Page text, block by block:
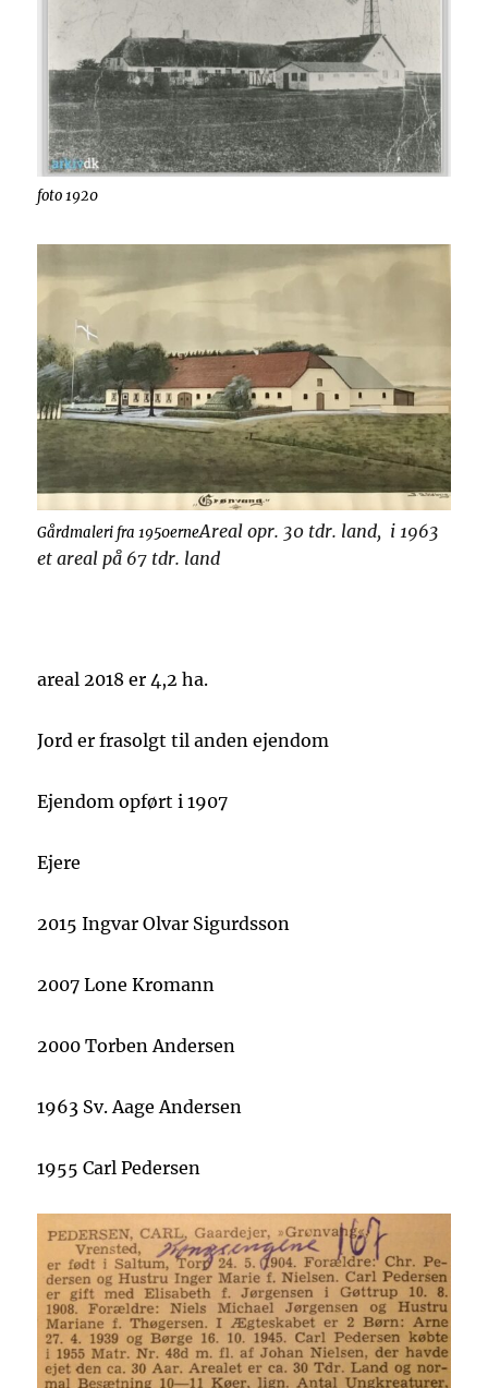
foto 1920
Gårdmaleri fra 1950erneAreal opr. 30 tdr. land, i 1963
et areal på 67 tdr. land
areal 2018 er 4,2 ha.
Jord er frasolgt til anden ejendom
Ejendom opført i 1907
Ejere
2015 Ingvar Olvar Sigurdsson
2007 Lone Kromann
2000 Torben Andersen
1963 Sv. Aage Andersen
1955 Carl Pedersen